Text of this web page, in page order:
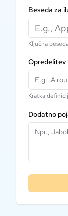
Beseda za
Ključna
Opredelitev
Kratka
Dodatno